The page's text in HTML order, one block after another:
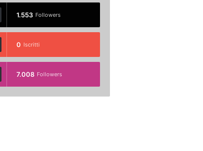
1.553 Followers
0 Iscritti
7.008 Followers